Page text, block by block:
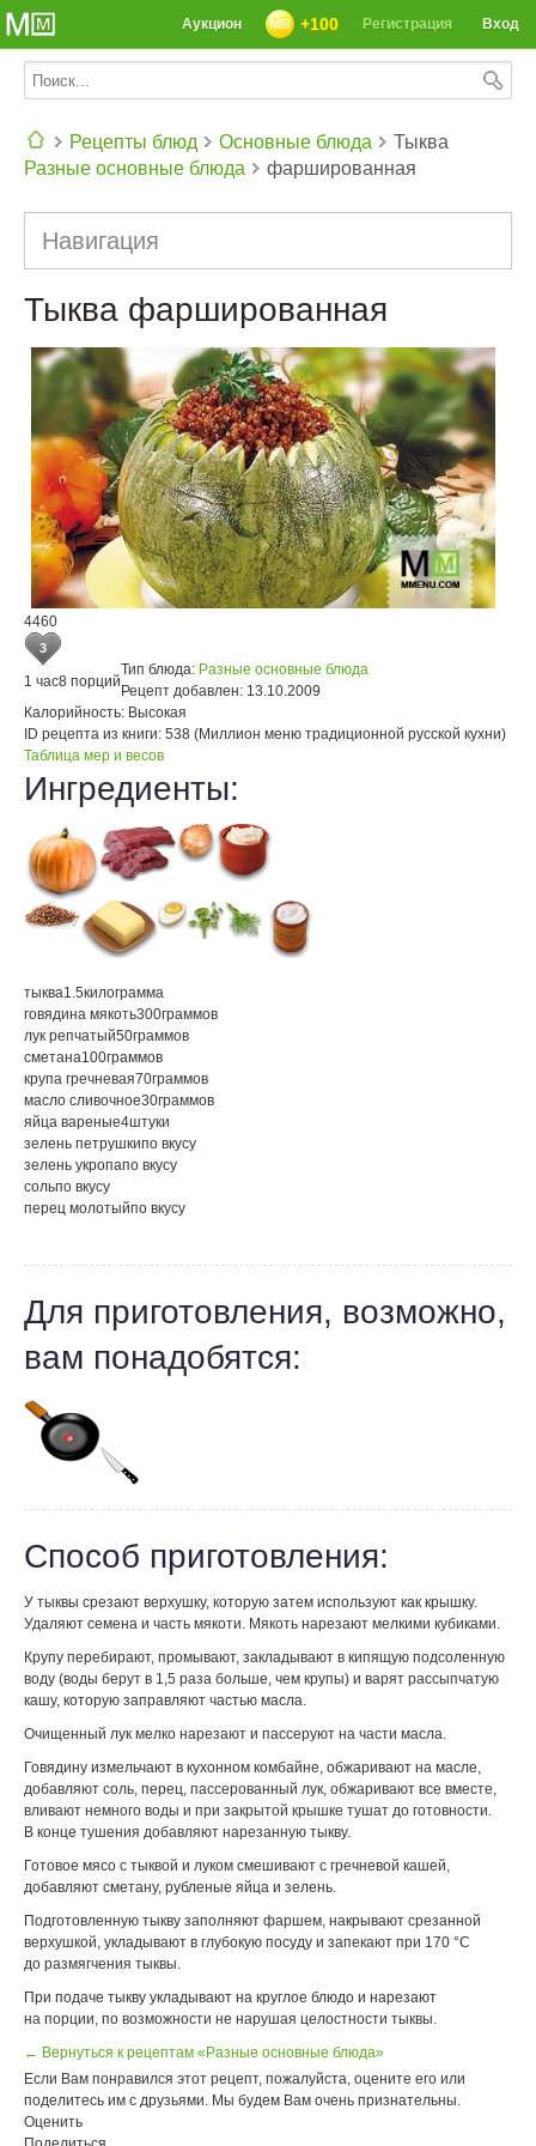
Вход
Регистрация
+100
Аукцион
Рецепты блюд
Основные блюда
Разные основные блюда
Тыква
фаршированная
Навигация
Тыква фаршированная
4460
3
1 час8 порций
Тип блюда: Разные основные блюда
Рецепт добавлен: 13.10.2009
Калорийность: Высокая
ID рецепта из книги: 538 (Миллион меню традиционной русской кухни)
Таблица мер и весов
Ингредиенты:
тыква1.5килограмма
говядина мякоть300граммов
лук репчатый50граммов
сметана100граммов
крупа гречневая70граммов
масло сливочное30граммов
яйца вареные4штуки
зелень петрушкипо вкусу
зелень укропапо вкусу
сольпо вкусу
перец молотыйпо вкусу
Для приготовления, возможно,
вам понадобятся:
Способ приготовления:
У тыквы срезают верхушку, которую затем используют как крышку.
Удаляют семена и часть мякоти. Мякоть нарезают мелкими кубиками.
Крупу перебирают, промывают, закладывают в кипящую подсоленную
воду (воды берут в 1,5 раза больше, чем крупы) и варят рассыпчатую
кашу, которую заправляют частью масла.
Очищенный лук мелко нарезают и пассеруют на части масла.
Говядину измельчают в кухонном комбайне, обжаривают на масле,
добавляют соль, перец, пассерованный лук, обжаривают все вместе,
вливают немного воды и при закрытой крышке тушат до готовности.
В конце тушения добавляют нарезанную тыкву.
Готовое мясо с тыквой и луком смешивают с гречневой кашей,
добавляют сметану, рубленые яйца и зелень.
Подготовленную тыкву заполняют фаршем, накрывают срезанной
верхушкой, укладывают в глубокую посуду и запекают при 170 °С
до размягчения тыквы.
При подаче тыкву укладывают на круглое блюдо и нарезают
на порции, по возможности не нарушая целостности тыквы.
← Вернуться к рецептам «Разные основные блюда»
Если Вам понравился этот рецепт, пожалуйста, оцените его или
поделитесь им с друзьями. Мы будем Вам очень признательны.
Оценить